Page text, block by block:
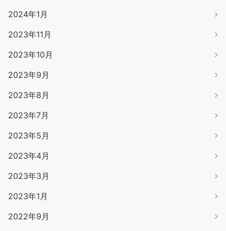
2024年1月
2023年11月
2023年10月
2023年9月
2023年8月
2023年7月
2023年5月
2023年4月
2023年3月
2023年1月
2022年9月